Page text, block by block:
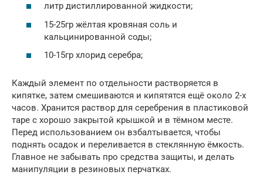
литр дистиллированной жидкости;
15-25гр жёлтая кровяная соль и
кальцинированной соды;
10-15гр хлорид серебра;
Каждый элемент по отдельности растворяется в
кипятке, затем смешиваются и кипятятся ещё около 2-х
часов. Хранится раствор для серебрения в пластиковой
таре с хорошо закрытой крышкой и в тёмном месте.
Перед использованием он взбалтывается, чтобы
поднять осадок и переливается в стеклянную ёмкость.
Главное не забывать про средства защиты, и делать
манипуляции в резиновых перчатках.